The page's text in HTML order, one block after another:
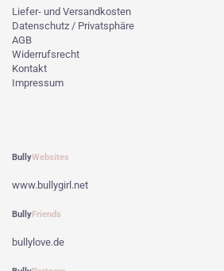
Liefer- und Versandkosten
Datenschutz / Privatsphäre
AGB
Widerrufsrecht
Kontakt
Impressum
BullyWebsites
www.bullygirl.net
BullyFriends
bullylove.de